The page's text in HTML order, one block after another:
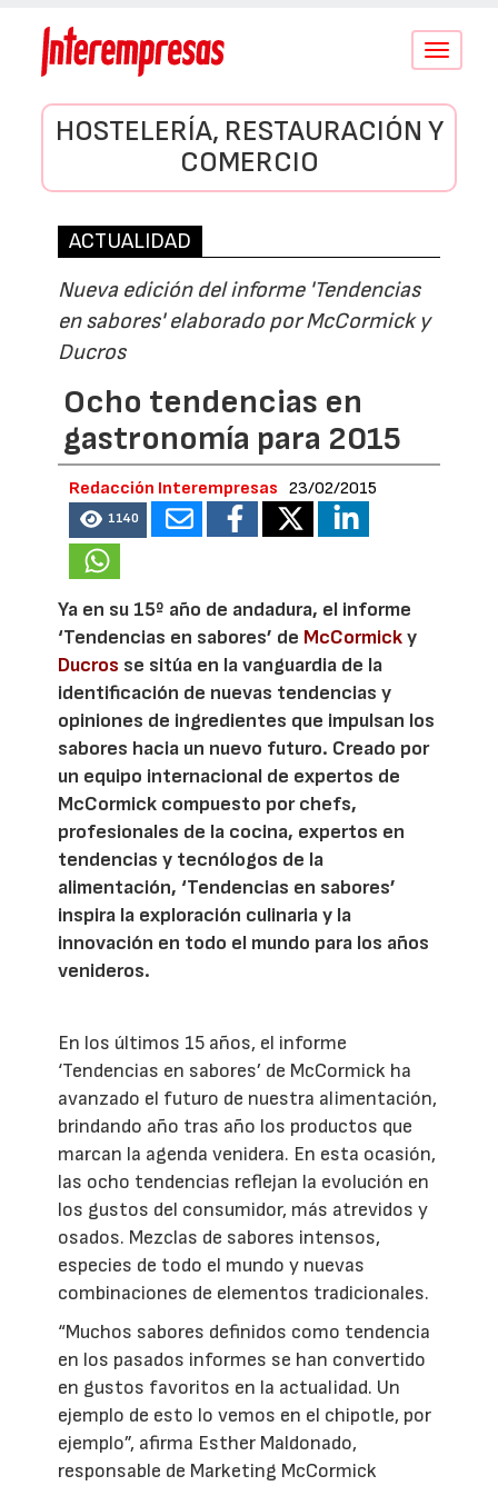
Conmutar
HOSTELERÍA, RESTAURACIÓN Y
COMERCIO
ACTUALIDAD
Nueva edición del informe 'Tendencias
en sabores' elaborado por McCormick y
Ducros
Ocho tendencias en
gastronomía para 2015
Redacción Interempresas 23/02/2015
1140
Ya en su 15º año de andadura, el informe
‘Tendencias en sabores’ de McCormicky
Ducros se sitúa en la vanguardia de la
identificación de nuevas tendencias y
opiniones de ingredientes que impulsan los
sabores hacia un nuevo futuro. Creado por
un equipo internacional de expertos de
McCormick compuesto por chefs,
profesionales de la cocina, expertos en
tendencias y tecnólogos de la
alimentación, ‘Tendencias en sabores’
inspira la exploración culinaria y la
innovación en todo el mundo para los años
venideros.
En los últimos 15 años, el informe
‘Tendencias en sabores’ de McCormick ha
avanzado el futuro de nuestra alimentación,
brindando año tras año los productos que
marcan la agenda venidera. En esta ocasión,
las ocho tendencias reflejan la evolución en
los gustos del consumidor, más atrevidos y
osados. Mezclas de sabores intensos,
especies de todo el mundo y nuevas
combinaciones de elementos tradicionales.
“Muchos sabores definidos como tendencia
en los pasados informes se han convertido
en gustos favoritos en la actualidad. Un
ejemplo de esto lo vemos en el chipotle, por
ejemplo”, afirma Esther Maldonado,
responsable de Marketing McCormick